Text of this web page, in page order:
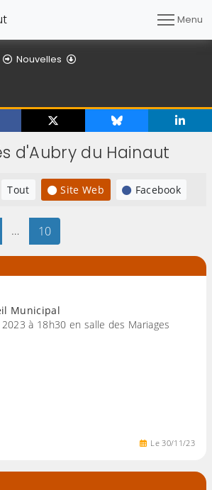
Menu
Nouvelles
d'Aubry du Hainaut
Tout Site Web Facebook
10
… Page
10sur 10
Municipal
à 18h30 en salle des Mariages
Le30/11/23